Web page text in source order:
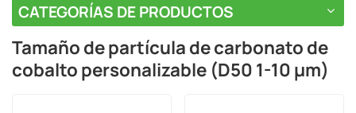
CATEGORÍAS DE PRODUCTOS
Tamaño de partícula de carbonato de
cobalto personalizable (D50 1-10 μm)